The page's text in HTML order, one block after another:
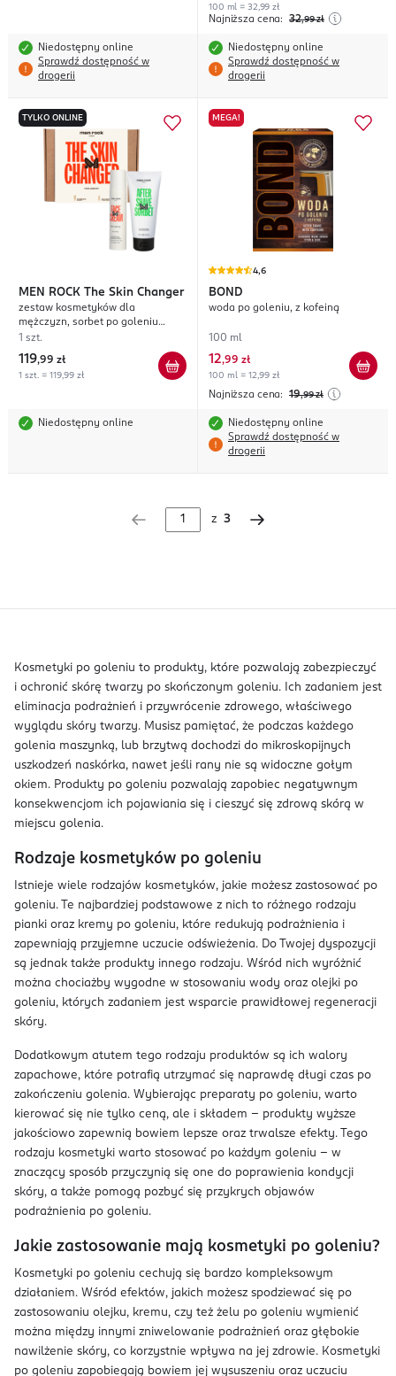
Niedostępny online
Sprawdź dostępność w
drogerii
100 ml = 32,99 zł
Najniższa cena: 32,99 zł
Niedostępny online
Sprawdź dostępność w
drogerii
TYLKO ONLINE
MEN ROCK The Skin Changer
zestaw kosmetyków dla
mężczyzn, sorbet po goleniu
100ml + krem do twarzy 50ml
1 szt.
119,99 zł
1 szt. = 119,99 zł
Niedostępny online
MEGA!
4,6
BOND
woda po goleniu, z kofeiną
100 ml
12,99 zł
100 ml = 12,99 zł
Najniższa cena: 19,99 zł
Niedostępny online
Sprawdź dostępność w
drogerii
z 3
Kosmetyki po goleniu to produkty, które pozwalają zabezpieczyć
i ochronić skórę twarzy po skończonym goleniu. Ich zadaniem jest
eliminacja podrażnień i przywrócenie zdrowego, właściwego
wyglądu skóry twarzy. Musisz pamiętać, że podczas każdego
golenia maszynką, lub brzytwą dochodzi do mikroskopijnych
uszkodzeń naskórka, nawet jeśli rany nie są widoczne gołym
okiem. Produkty po goleniu pozwalają zapobiec negatywnym
konsekwencjom ich pojawiania się i cieszyć się zdrową skórą w
miejscu golenia.
Rodzaje kosmetyków po goleniu
Istnieje wiele rodzajów kosmetyków, jakie możesz zastosować po
goleniu. Te najbardziej podstawowe z nich to różnego rodzaju
pianki oraz kremy po goleniu, które redukują podrażnienia i
zapewniają przyjemne uczucie odświeżenia. Do Twojej dyspozycji
są jednak także produkty innego rodzaju. Wśród nich wyróżnić
można chociażby wygodne w stosowaniu wody oraz olejki po
goleniu, których zadaniem jest wsparcie prawidłowej regeneracji
skóry.
Dodatkowym atutem tego rodzaju produktów są ich walory
zapachowe, które potrafią utrzymać się naprawdę długi czas po
zakończeniu golenia. Wybierając preparaty po goleniu, warto
kierować się nie tylko ceną, ale i składem – produkty wyższe
jakościowo zapewnią bowiem lepsze oraz trwalsze efekty. Tego
rodzaju kosmetyki warto stosować po każdym goleniu – w
znaczący sposób przyczynią się one do poprawienia kondycji
skóry, a także pomogą pozbyć się przykrych objawów
podrażnienia po goleniu.
Jakie zastosowanie mają kosmetyki po goleniu?
Kosmetyki po goleniu cechują się bardzo kompleksowym
działaniem. Wśród efektów, jakich możesz spodziewać się po
zastosowaniu olejku, kremu, czy też żelu po goleniu wymienić
można między innymi zniwelowanie podrażnień oraz głębokie
nawilżenie skóry, co korzystnie wpływa na jej zdrowie. Kosmetyki
po goleniu zapobiegają bowiem jej wysuszeniu oraz uczuciu